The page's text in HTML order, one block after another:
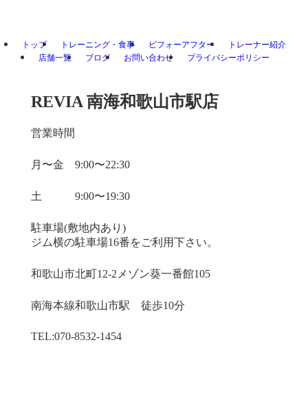
トップ トレーニング・食事 ビフォーアフター
トレーナー紹介
店舗一覧
ブログ お問い合わせ プライバシーポリシー
REVIA 南海和歌山市駅店
営業時間
月〜金 9:00〜22:30
土 9:00〜19:30
駐車場(敷地内あり)
ジム横の駐車場16番をご利用下さい。
和歌山市北町12-2メゾン葵一番館105
南海本線​和歌山市駅 徒歩10分
TEL:070-8532-1454